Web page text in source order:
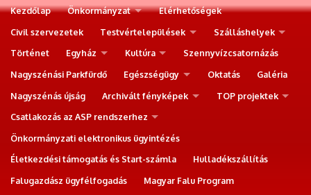
Kezdőlap Önkormányzat
Elérhetőségek
Civil szervezetek
Testvértelepülések
Szálláshelyek
Történet
Egyház Kultúra
Szennyvízcsatornázás
Nagyszénási Parkfürdő
Egészségügy Oktatás
Galéria
Nagyszénás újság
Archivált fényképek
TOP projektek
Csatlakozás az ASP rendszerhez
Önkormányzati elektronikus ügyintézés
Életkezdési támogatás és Start-számla
Hulladékszállítás
Falugazdász ügyfélfogadás
Magyar Falu Program